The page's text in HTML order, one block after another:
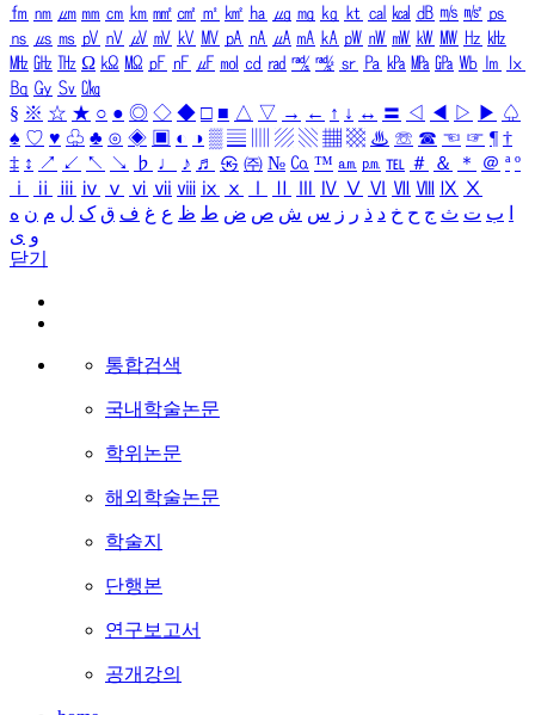
㎙ ㎚ ㎛ ㎜ ㎝ ㎞ ㎟ ㎠ ㎡ ㎢ ㏊ ㎍ ㎎ ㎏ ㏏ ㎈ ㎉ ㏈ ㎧ ㎨ ㎰
㎱ ㎲ ㎳ ㎴ ㎵ ㎶ ㎷ ㎸ ㎹ ㎀ ㎁ ㎂ ㎃ ㎄ ㎺ ㎻ ㎽ ㎾ ㎿ ㎐ ㎑
㎒ ㎓ ㎔ Ω ㏀ ㏁ ㎊ ㎋ ㎌ ㏖ ㏅ ㎭ ㎮ ㎯ ㏛ ㎩ ㎪ ㎫ ㎬ ㏝ ㏐
㏓
㏃ ㏉ ㏜ ㏆
§ ※ ☆ ★ ○ ● ◎ ◇ ◆ □ ■ △ ▽ → ← ↑ ↓ ↔ 〓 ◁ ◀ ▷ ▶ ♤
♠ ♡ ♥ ♧ ♣ ⊙ ◈ ▣ ◐ ◑ ▒ ▤ ▨ ▧ ▦ ▩ ♨ ☏ ☎ ☜ ☞ ¶ †
‡ ↕ ↗ ↙ ↖ ↘ ♭ ♩ ♪ ♬ ㉿ ㈜ № ㏇ ™ ㏂ ㏘ ℡ ＃ ＆ ＊ ＠ ª º
ⅰ
ⅱ ⅲ ⅳ ⅴ ⅵ ⅶ ⅷ ⅸ ⅹ Ⅳ Ⅴ Ⅵ Ⅶ Ⅷ Ⅸ Ⅹ
ب ت ث ج ح خ د ذ ر ز س ش ص ض ط ظ ع غ ف ق ک ل م ن ه
و ی
닫기
통합검색
국내학술논문
학위논문
해외학술논문
학술지
단행본
연구보고서
공개강의